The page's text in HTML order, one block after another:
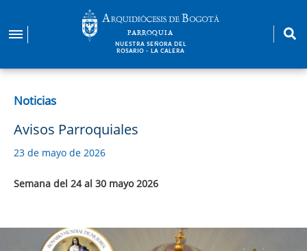
contenido
PARROQUIA
NUESTRA SEÑORA DEL
ROSARIO - LA CALERA
Noticias
Avisos Parroquiales
23 de mayo de 2026
Semana del 24 al 30 mayo 2026